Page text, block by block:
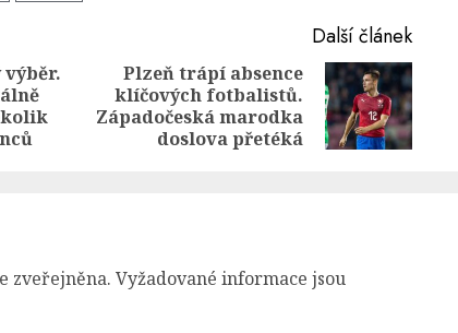
Previous
post:
Další článek
Next
post:
Plzeň trápí absence
klíčových fotbalistů.
Západočeská marodka
doslova přetéká
zveřejněna. Vyžadované informace jsou